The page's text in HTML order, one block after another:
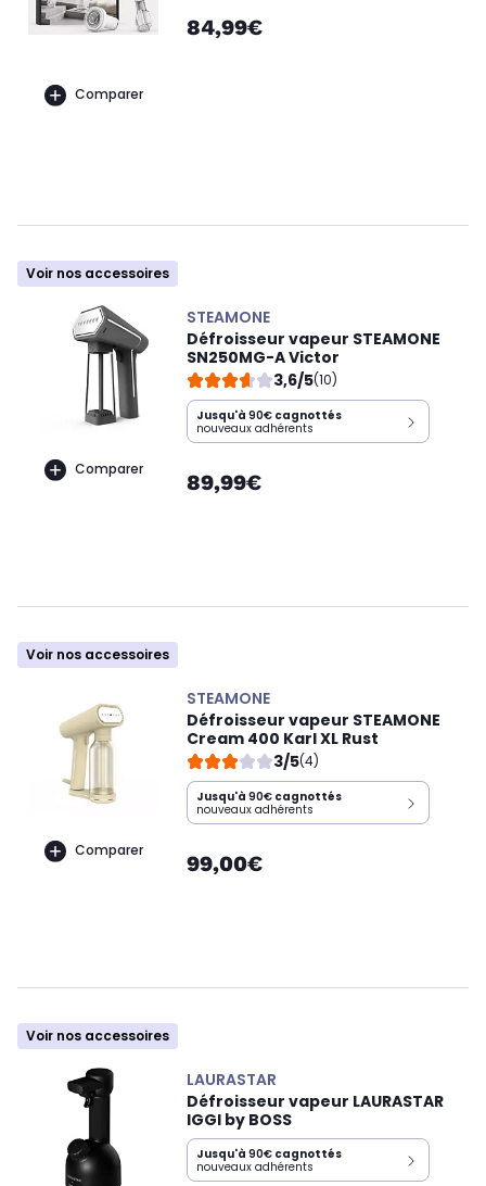
Comparer
84,99€
Voir nos accessoires
Comparer
STEAMONE
Défroisseur vapeur STEAMONE
SN250MG-A Victor
3,6/5(10)
Jusqu'à 90€ cagnottés
nouveaux adhérents
89,99€
Voir nos accessoires
Comparer
STEAMONE
Défroisseur vapeur STEAMONE
Cream 400 Karl XL Rust
3/5(4)
Jusqu'à 90€ cagnottés
nouveaux adhérents
99,00€
Voir nos accessoires
LAURASTAR
Défroisseur vapeur LAURASTAR
IGGI by BOSS
Jusqu'à 90€ cagnottés
nouveaux adhérents